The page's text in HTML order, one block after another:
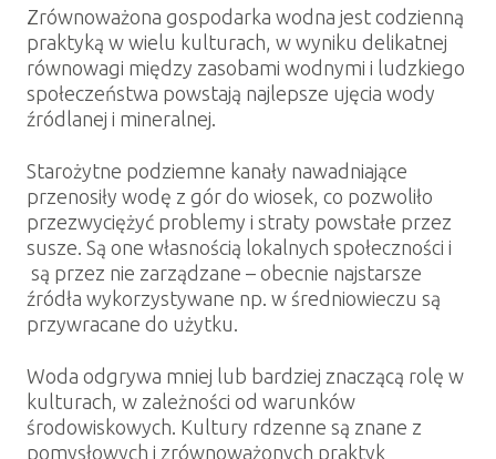
Zrównoważona gospodarka wodna jest codzienną
praktyką w wielu kulturach, w wyniku delikatnej
równowagi między zasobami wodnymi i ludzkiego
społeczeństwa powstają najlepsze ujęcia wody
źródlanej i mineralnej.
Starożytne podziemne kanały nawadniające
przenosiły wodę z gór do wiosek, co pozwoliło
przezwyciężyć problemy i straty powstałe przez
susze. Są one własnością lokalnych społeczności i
są przez nie zarządzane – obecnie najstarsze
źródła wykorzystywane np. w średniowieczu są
przywracane do użytku.
Woda odgrywa mniej lub bardziej znaczącą rolę w
kulturach, w zależności od warunków
środowiskowych. Kultury rdzenne są znane z
pomysłowych i zrównoważonych praktyk